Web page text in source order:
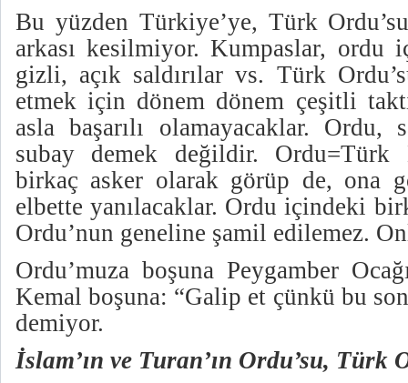
Bu yüzden Türkiye’ye, Türk
arkası kesilmiyor. Kumpaslar, ordu
gizli, açık saldırılar vs. Türk
etmek için dönem dönem çeşitli
asla başarılı olamayacaklar. Ordu,
subay demek değildir.
birkaç asker olarak görüp de, ona
elbette yanılacaklar. Ordu içindeki
Ordu’nun geneline şamil edilemez.
Ordu’muza boşuna Peygamber
Kemal boşuna: “Galip et çünkü bu
demiyor.
İslam’ın ve Turan’ın Ordu’su, Türk